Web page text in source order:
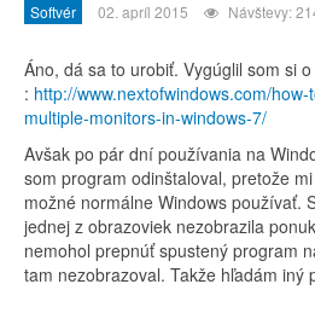
Softvér 02. apríl 2015 Návštevy:
Áno, dá sa to urobiť. Vygúglil som si
: http://www.nextofwindows.com/
multiple-monitors-in-windows-7/
Avšak po pár dní používania na
som program odinštaloval, pretože
možné normálne Windows používať.
jednej z obrazoviek nezobrazila
nemohol prepnúť spustený program
tam nezobrazoval. Takže hľadám iný